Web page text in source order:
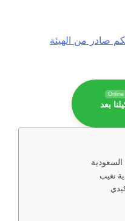
صادر من الهيئة
Online
بعد
تغيب